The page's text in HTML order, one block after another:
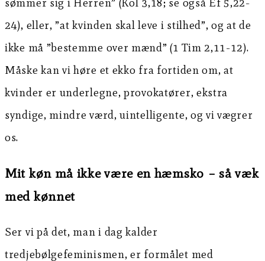
24), eller, ”at kvinden skal leve i stilhed”, og at de
ikke må ”bestemme over mænd” (1 Tim 2,11-12).
Måske kan vi høre et ekko fra fortiden om, at
kvinder er underlegne, provokatører, ekstra
syndige, mindre værd, uintelligente, og vi vægrer
os.
Mit køn må ikke være en hæmsko – så væk
med kønnet
Ser vi på det, man i dag kalder
tredjebølgefeminismen, er formålet med